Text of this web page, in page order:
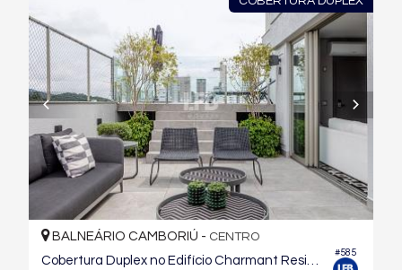
#585
BALNEÁRIO CAMBORIÚ - CENTRO
Cobertura Duplex no Edifício Charmant Residence